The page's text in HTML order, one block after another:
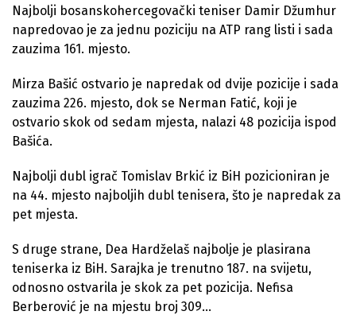
Najbolji bosanskohercegovački teniser Damir Džumhur
napredovao je za jednu poziciju na ATP rang listi i sada
zauzima 161. mjesto.
Mirza Bašić ostvario je napredak od dvije pozicije i sada
zauzima 226. mjesto, dok se Nerman Fatić, koji je
ostvario skok od sedam mjesta, nalazi 48 pozicija ispod
Bašića.
Najbolji dubl igrač Tomislav Brkić iz BiH pozicioniran je
na 44. mjesto najboljih dubl tenisera, što je napredak za
pet mjesta.
S druge strane, Dea Hardželaš najbolje je plasirana
teniserka iz BiH. Sarajka je trenutno 187. na svijetu,
odnosno ostvarila je skok za pet pozicija. Nefisa
Berberović je na mjestu broj 309…